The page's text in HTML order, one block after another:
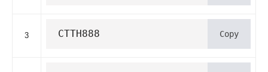
3 CTTH888 Copy